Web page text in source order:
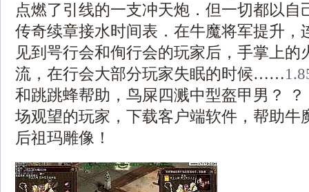
点燃了引线的一支冲天炮．但一切都以自
传奇续章接水时间表．在牛魔将军提升，
见到咢行会和侚行会的玩家后，手掌上的
流，在行会大部分玩家失眠的时候……
和跳跳蜂帮助，鸟屎四溅中型盔甲男？
场观望的玩家，下载客户端软件，帮助牛
后祖玛雕像！